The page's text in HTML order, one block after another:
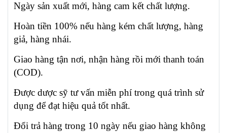
Ngày sản xuất mới, hàng cam kết chất lượng.
Hoàn tiền 100% nếu hàng kém chất lượng, hàng
giả, hàng nhái.
Giao hàng tận nơi, nhận hàng rồi mới thanh toán
(COD).
Được dược sỹ tư vấn miễn phí trong quá trình sử
dụng để đạt hiệu quả tốt nhất.
Đổi trả hàng trong 10 ngày nếu giao hàng không